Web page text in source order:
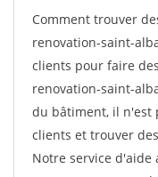
Comment trouver
renovation-saint-
clients pour faire
renovation-saint-
du bâtiment, il n'est
clients et trouver
Notre service d'aide